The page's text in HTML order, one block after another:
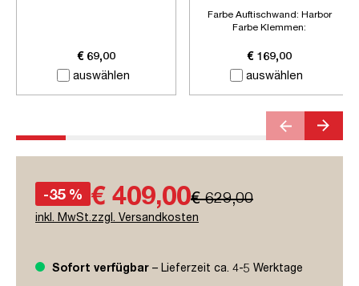
auswählen
€ 69,00
auswählen
Farbe Auftischwand: Harbor
Farbe Klemmen:
Länge:1400mm
€ 169,00
-35 % € 409,00€ 629,00
inkl. MwSt.zzgl. Versandkosten
Sofort verfügbar – Lieferzeit ca. 4-5 Werktage